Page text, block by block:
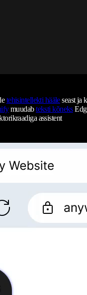
tehisintellekti hääleseast ja
muudabteksti kõneks
assistent